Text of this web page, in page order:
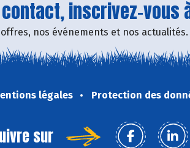
inscrivez-vous
nos événements et nos actualités.
légales Protection des
sur